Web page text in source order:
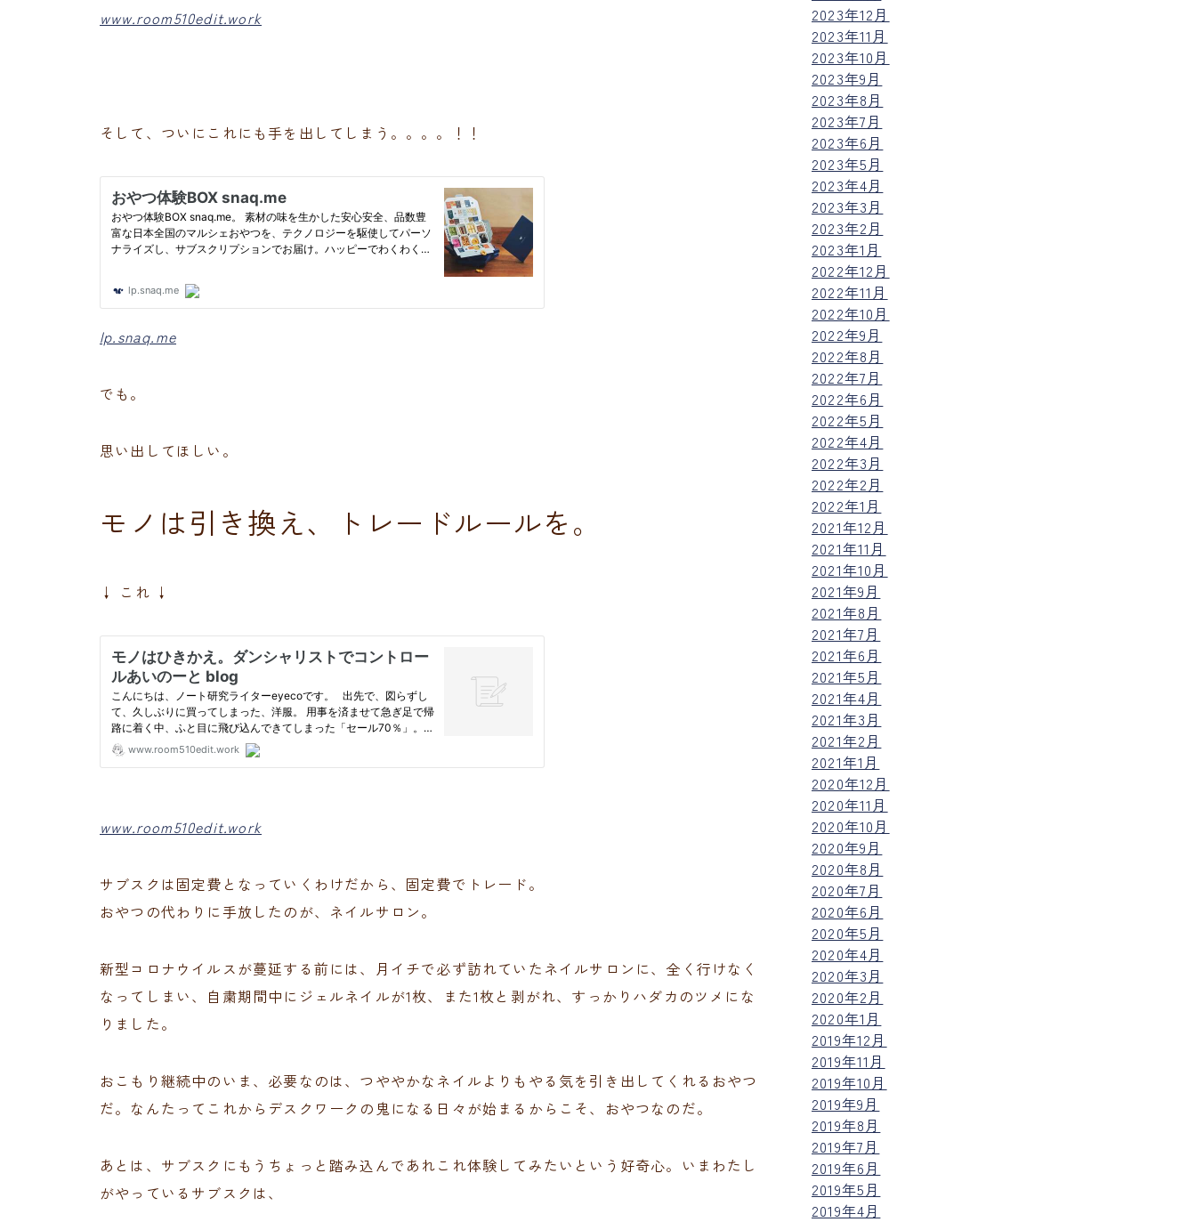
www.room510edit.work
そして、ついにこれにも手を出してしまう。。。。！！
lp.snaq.me
でも。
思い出してほしい。
モノは引き換え、トレードルールを。
↓ これ ↓
www.room510edit.work
サブスクは固定費となっていくわけだから、固定費でトレード。
おやつの代わりに手放したのが、ネイルサロン。
新型コロナウイルスが蔓延する前には、月イチで必ず訪れていたネイルサロンに、全く行けなく
なってしまい、自粛期間中にジェルネイルが1枚、また1枚と剥がれ、すっかりハダカのツメにな
りました。
おこもり継続中のいま、必要なのは、つややかなネイルよりもやる気を引き出してくれるおやつ
だ。なんたってこれからデスクワークの鬼になる日々が始まるからこそ、おやつなのだ。
あとは、サブスクにもうちょっと踏み込んであれこれ体験してみたいという好奇心。いまわたし
がやっているサブスクは、
2023年12月
2023年11月
2023年10月
2023年9月
2023年8月
2023年7月
2023年6月
2023年5月
2023年4月
2023年3月
2023年2月
2023年1月
2022年12月
2022年11月
2022年10月
2022年9月
2022年8月
2022年7月
2022年6月
2022年5月
2022年4月
2022年3月
2022年2月
2022年1月
2021年12月
2021年11月
2021年10月
2021年9月
2021年8月
2021年7月
2021年6月
2021年5月
2021年4月
2021年3月
2021年2月
2021年1月
2020年12月
2020年11月
2020年10月
2020年9月
2020年8月
2020年7月
2020年6月
2020年5月
2020年4月
2020年3月
2020年2月
2020年1月
2019年12月
2019年11月
2019年10月
2019年9月
2019年8月
2019年7月
2019年6月
2019年5月
2019年4月